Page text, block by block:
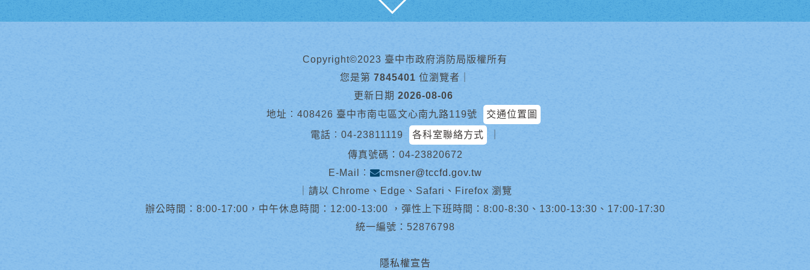
Copyright©2023 臺中市政府消防局版權所有
您是第 7845401 位瀏覽者
更新日期 2026-08-06
地址︰408426 臺中市南屯區文心南九路119號
交通位置圖
電話︰ 04-23811119 各科室聯絡方式
傳真號碼：04-23820672
E-Mail︰
cmsner@tccfd.gov.tw
請以 Chrome、Edge、Safari、Firefox 瀏覽
辦公時間：8:00-17:00，中午休息時間：12:00-13:00 ，彈性上下班時間：8:00-8:30、13:00-13:30、17:00-17:30
統一編號：52876798
隱私權宣告